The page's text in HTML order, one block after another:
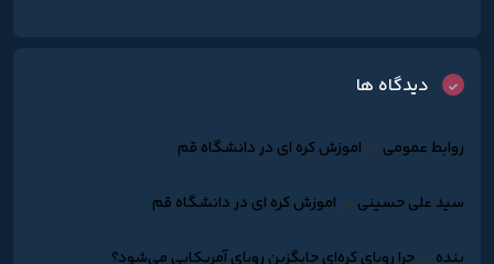
دیدگاه ها
روابط عمومی دراموزش کره ای در دانشگاه قم
سید علی حسینی دراموزش کره ای در دانشگاه قم
بنده درچرا رویای کره‌ای جایگزین رویای آمریکایی می‌شود؟